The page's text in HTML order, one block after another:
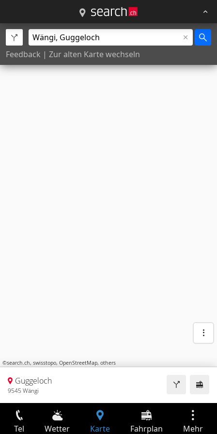
Feedback | Zur alten Karte wechseln
©search.ch, swisstopo, OpenStreetMap, others
Guggeloch
9545 Wängi
Tel Wetter Karte Fahrplan Mehr